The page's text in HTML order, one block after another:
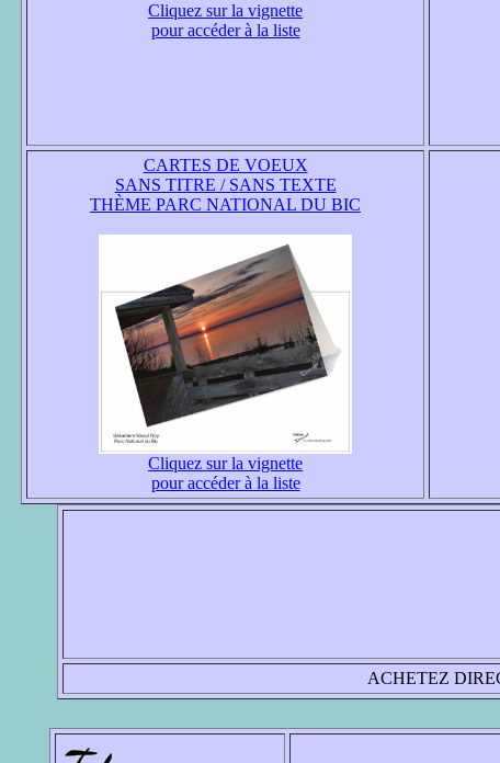
Cliquez sur la vignette
pour accéder à la liste
CARTES DE VOEUX
SANS TITRE / SANS TEXTE
THÈME PARC NATIONAL DU BIC
Cliquez sur la vignette
pour accéder à la liste
ACHETEZ